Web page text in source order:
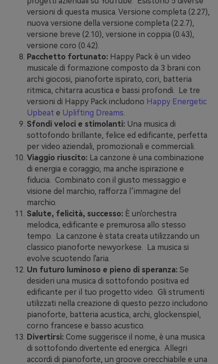
versioni di questa musica. Versione completa (2.27),
nuova versione della versione completa (2.2.7),
versione breve (2.10), versione in coppia (0.43),
versione coro (0.42).
Pacchetto fortunato: Happy Pack è un video
musicale di formazione composto da 3 brani con
archi giocosi, pianoforte ispirato, cori, batteria
ritmica, chitarra acustica e bassi profondi. Le tre
versioni di Happy Pack includono Happy Energetic
Upbeat e Uplifting Dreams.
Sfondi veloci e stimolanti: Una musica di
sottofondo brillante, felice ed edificante, perfetta
per video aziendali, promozionali e commerciali.
Viaggio riuscito: La canzone è una combinazione
di energia e coraggio, ma anche ispirazione e
fiducia. Combinato con il giusto messaggio e
visione del marchio, rafforza l’immagine del
marchio.
Salute, felicità, successo: È un'orchestra
melodica, edificante e premurosa allo stesso
tempo. La canzone è stata creata utilizzando un
classico pianoforte newyorkese. La musica si
evolve scuotendo l'aria.
Un futuro luminoso e pieno di speranza: Se
desideri una musica di sottofondo positiva ed
edificante per il tuo progetto video. Gli strumenti
utilizzati nella creazione di questo pezzo includono
pianoforte, batteria acustica, archi, glockenspiel,
corno francese e basso acustico.
Divertirsi: Come suggerisce il nome, è una musica
di sottofondo divertente ed energica. Allegri
accordi di pianoforte, un groove orecchiabile e una